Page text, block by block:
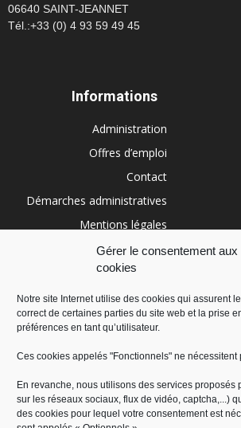
Gérer le consentement aux
cookies
Notre site Internet utilise des cookies qui assurent
correct de certaines parties du site web et la prise
préférences en tant qu’utilisateur.
Ces cookies appelés "Fonctionnels" ne nécessitent
En revanche, nous utilisons des services proposés
sur les réseaux sociaux, flux de vidéo, captcha,...)
des cookies pour lequel votre consentement est
06640 SAINT-JEANNET
Tél.:+33 (0) 4 93 59 49 45
Informations
Administration
Offres d’emploi
Contact
Démarches administratives
Mentions légales
Conditions générales
Politique de cookies (UE)
RÉGION SUD